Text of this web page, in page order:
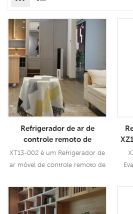
Refrigerador de ar de
controle remoto de
tamanho pequeno china
refrigerador de ar móvel
XT13-002 é um Refrigerador de
ar móvel de controle remoto de
com fluxo de ar de 200cmh, 3
velocidades com controle
Consulte Mais
Informação